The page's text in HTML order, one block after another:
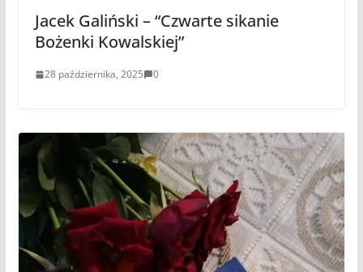
Jacek Galiński – “Czwarte sikanie
Bożenki Kowalskiej”
28 października, 2025 0